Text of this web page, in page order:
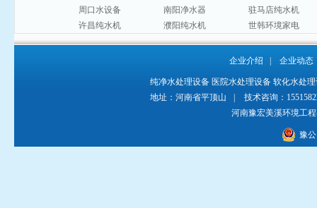
周口水设备
南阳净水器
驻马店纯水机
许昌纯水机
濮阳纯水机 世韩环境家电
企业介绍 企业动态
纯净水处理设备 医院水处理设备 软化水处
地址：河南省平顶山
技术咨询：
河南豫宏美溪环境工
豫公